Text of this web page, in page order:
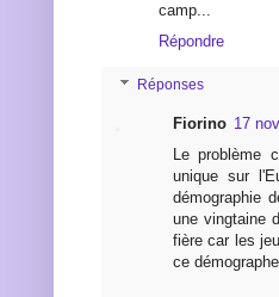
camp...
Répondre
Réponses
Fiorino 17
Le problème
unique sur
démographie
une vingtaine
fière car les
ce